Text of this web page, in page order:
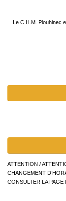
Le C.H.M. Plouhinec
ATTENTION /
CHANGEMENT
CONSULTER LA